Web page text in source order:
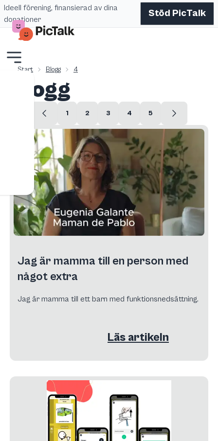
Ideell förening, finansierad av dina
donationer
Stöd PicTalk
Start Blogg 4
Blogg
1 2 3 4 5
Jag är mamma till en person med
något extra
Jag är mamma till ett barn med funktionsnedsättning.
Läs artikeln